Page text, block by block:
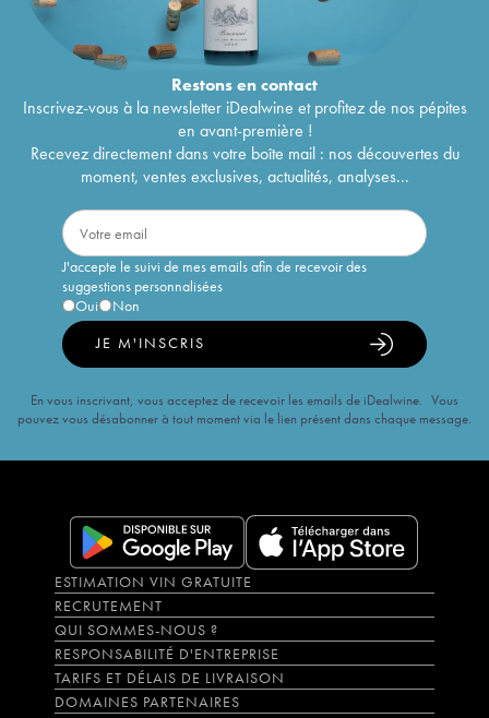
Restons encontact
Inscrivez-vous à la newsletter iDealwine et profitez de nos pépites
en avant-première !
Recevez directement dans votre boîte mail : nos découvertes du
moment, ventes exclusives, actualités, analyses...
J'accepte le suivi de mes emails afin de recevoir des
suggestions personnalisées
Oui
Non
JE M'INSCRIS
En vous inscrivant, vous acceptez de recevoir les emails de iDealwine. Vous
pouvez vous désabonner à tout moment via le lien présent dans chaque message.
ESTIMATION VIN GRATUITE
RECRUTEMENT
QUI SOMMES-NOUS ?
RESPONSABILITÉ D'ENTREPRISE
TARIFS ET DÉLAIS DE LIVRAISON
DOMAINES PARTENAIRES